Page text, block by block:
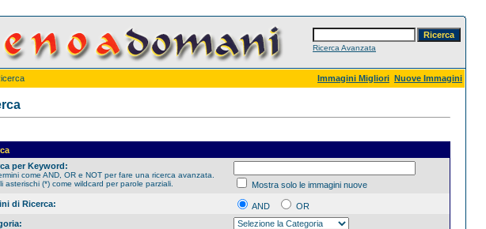
Ricerca Avanzata
Immagini Migliori Nuove Immagini
per Keyword:
come AND, OR e NOT per fare una ricerca avanzata.
asterischi (*) come wildcard per parole parziali.
Mostra solo le immagini nuove
di Ricerca:
AND
OR